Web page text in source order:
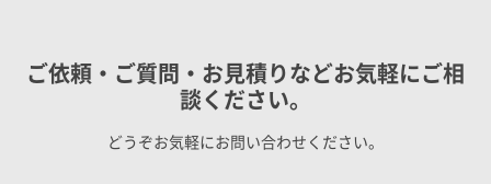
ご依頼・ご質問・お見積りなどお気軽にご相
談ください。
どうぞお気軽にお問い合わせください。